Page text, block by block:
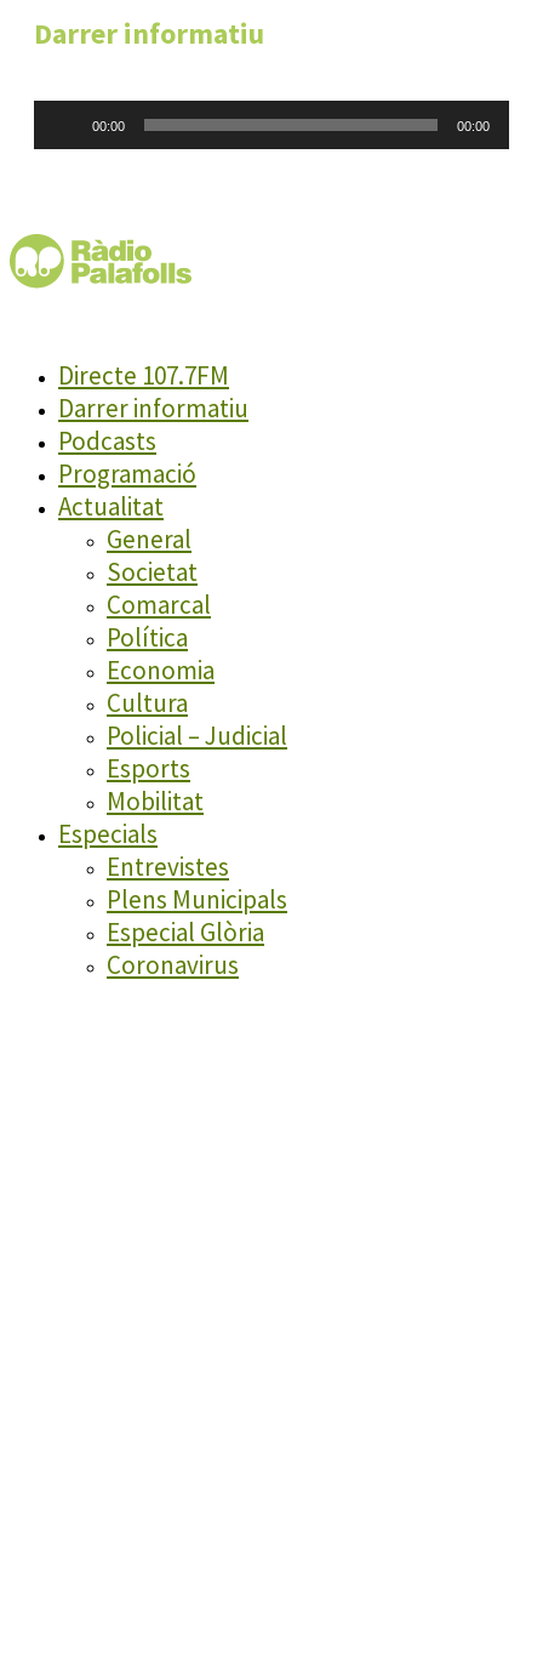
Darrer informatiu
00:00 00:00
Directe 107.7FM
Darrer informatiu
Podcasts
Programació
Actualitat
General
Societat
Comarcal
Política
Economia
Cultura
Policial – Judicial
Esports
Mobilitat
Especials
Entrevistes
Plens Municipals
Especial Glòria
Coronavirus